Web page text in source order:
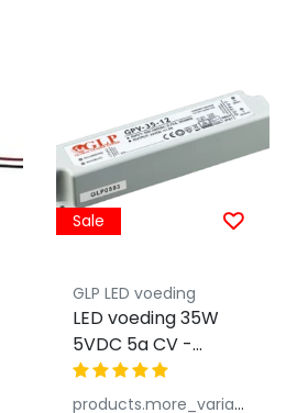
Sale
GLP LED voeding
LED voeding 35W
5VDC 5a CV -
Waterdicht IP67 -
GLP GPV-35-5
products.more_variants_available